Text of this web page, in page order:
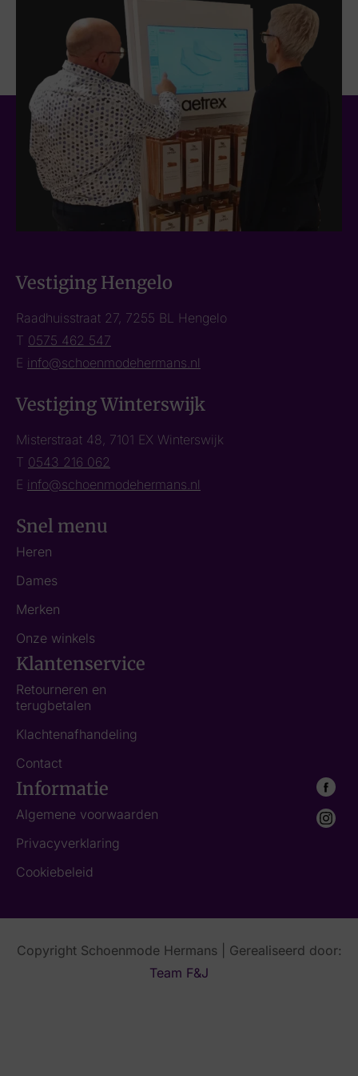
Vestiging Hengelo
Raadhuisstraat 27, 7255 BL Hengelo
T 0575 462 547
E info@schoenmodehermans.nl
Vestiging Winterswijk
Misterstraat 48, 7101 EX Winterswijk
T 0543 216 062
E info@schoenmodehermans.nl
Snel menu
Heren
Dames
Merken
Onze winkels
Klantenservice
Retourneren en
terugbetalen
Klachtenafhandeling
Contact
Informatie
Algemene voorwaarden
Privacyverklaring
Cookiebeleid
Copyright Schoenmode Hermans | Gerealiseerd door:
Team F&J